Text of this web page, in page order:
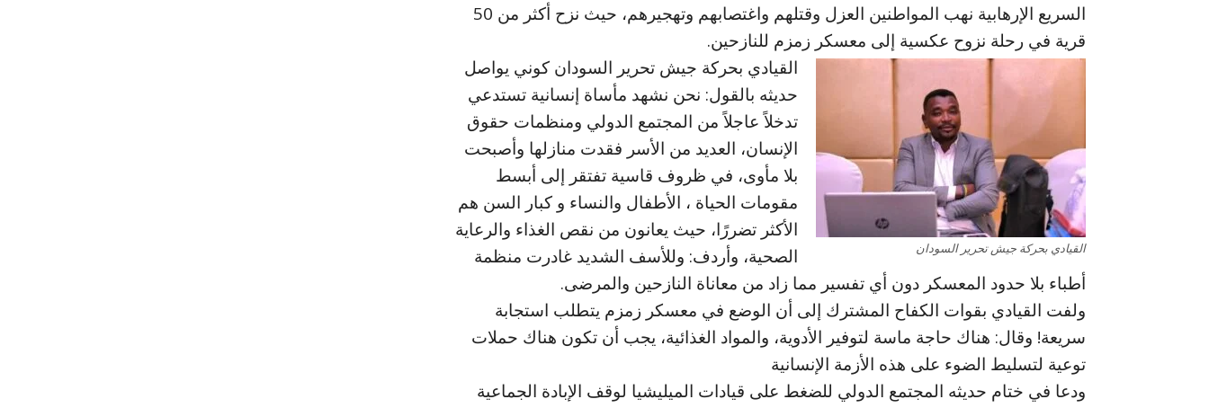
السريع الإرهابية نهب المواطنين العزل وقتلهم واغتصابهم وتهجيرهم، حيث نزح أكثر من 50
قرية في رحلة نزوح عكسية إلى معسكر زمزم للنازحين.
القيادي بحركة جيش تحرير السودان
القيادي بحركة جيش تحرير السودان كوني يواصل
حديثه بالقول: نحن نشهد مأساة إنسانية تستدعي
تدخلاً عاجلاً من المجتمع الدولي ومنظمات حقوق
الإنسان، العديد من الأسر فقدت منازلها وأصبحت
بلا مأوى، في ظروف قاسية تفتقر إلى أبسط
مقومات الحياة ، الأطفال والنساء و كبار السن هم
الأكثر تضررًا، حيث يعانون من نقص الغذاء والرعاية
الصحية، وأردف: وللأسف الشديد غادرت منظمة
أطباء بلا حدود المعسكر دون أي تفسير مما زاد من معاناة النازحين والمرضى.
ولفت القيادي بقوات الكفاح المشترك إلى أن الوضع في معسكر زمزم يتطلب استجابة
سريعة! وقال: هناك حاجة ماسة لتوفير الأدوية، والمواد الغذائية، يجب أن تكون هناك حملات
توعية لتسليط الضوء على هذه الأزمة الإنسانية
ودعا في ختام حديثه المجتمع الدولي للضغط على قيادات الميليشيا لوقف الإبادة الجماعية